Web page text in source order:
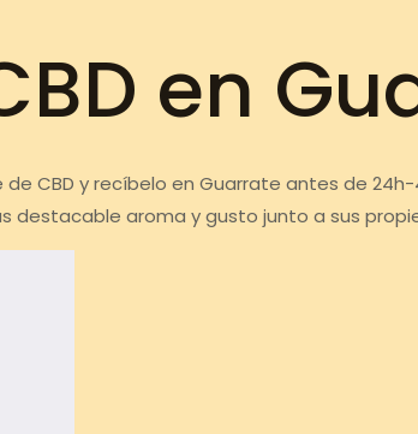
en
CBD y recíbelo en Guarrate antes de
destacable aroma y gusto junto a sus